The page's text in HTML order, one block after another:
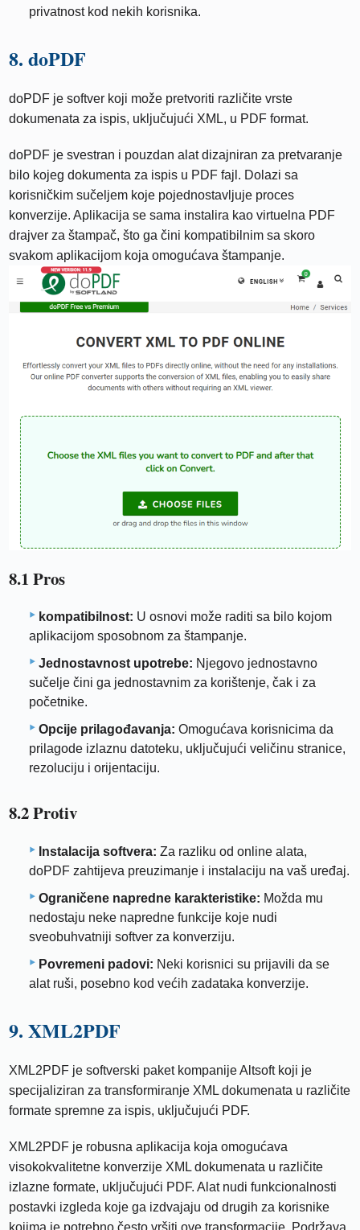
privatnost kod nekih korisnika.
8. doPDF
doPDF je softver koji može pretvoriti različite vrste
dokumenata za ispis, uključujući XML, u PDF format.
doPDF je svestran i pouzdan alat dizajniran za pretvaranje
bilo kojeg dokumenta za ispis u PDF fajl. Dolazi sa
korisničkim sučeljem koje pojednostavljuje proces
konverzije. Aplikacija se sama instalira kao virtuelna PDF
drajver za štampač, što ga čini kompatibilnim sa skoro
svakom aplikacijom koja omogućava štampanje.
8.1 Pros
kompatibilnost: U osnovi može raditi sa bilo kojom
aplikacijom sposobnom za štampanje.
Jednostavnost upotrebe: Njegovo jednostavno
sučelje čini ga jednostavnim za korištenje, čak i za
početnike.
Opcije prilagođavanja: Omogućava korisnicima da
prilagode izlaznu datoteku, uključujući veličinu stranice,
rezoluciju i orijentaciju.
8.2 Protiv
Instalacija softvera: Za razliku od online alata,
doPDF zahtijeva preuzimanje i instalaciju na vaš uređaj.
Ograničene napredne karakteristike: Možda mu
nedostaju neke napredne funkcije koje nudi
sveobuhvatniji softver za konverziju.
Povremeni padovi: Neki korisnici su prijavili da se
alat ruši, posebno kod većih zadataka konverzije.
9. XML2PDF
XML2PDF je softverski paket kompanije Altsoft koji je
specijaliziran za transformiranje XML dokumenata u različite
formate spremne za ispis, uključujući PDF.
XML2PDF je robusna aplikacija koja omogućava
visokokvalitetne konverzije XML dokumenata u različite
izlazne formate, uključujući PDF. Alat nudi funkcionalnosti
postavki izgleda koje ga izdvajaju od drugih za korisnike
kojima je potrebno često vršiti ove transformacije. Podržava